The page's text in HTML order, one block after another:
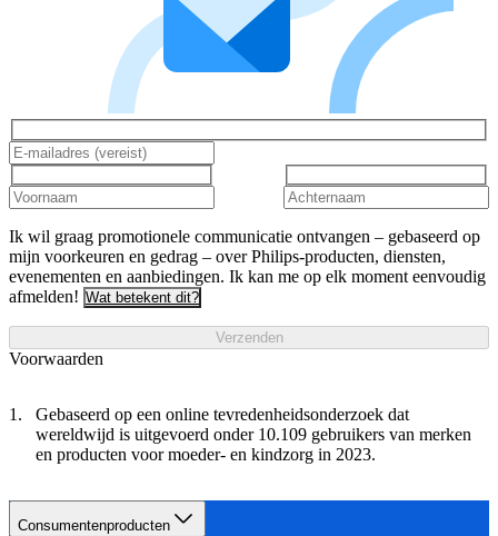
Ik wil graag promotionele communicatie ontvangen – gebaseerd op
mijn voorkeuren en gedrag – over Philips-producten, diensten,
evenementen en aanbiedingen. Ik kan me op elk moment eenvoudig
afmelden! Wat betekent dit?
Verzenden
Voorwaarden
Gebaseerd op een online tevredenheidsonderzoek dat
wereldwijd is uitgevoerd onder 10.109 gebruikers van merken
en producten voor moeder- en kindzorg in 2023.
Consumentenproducten